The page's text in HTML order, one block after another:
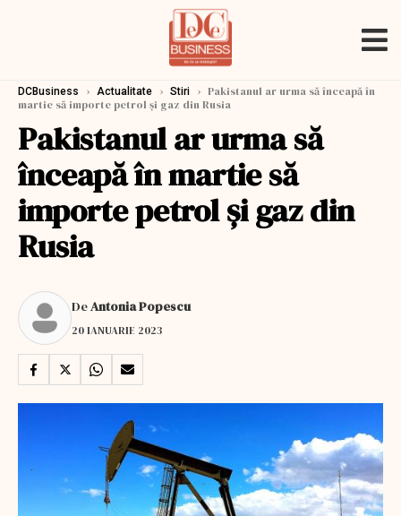
DCBusiness › Actualitate › Stiri › Pakistanul ar urma să înceapă în
martie să importe petrol şi gaz din Rusia
Pakistanul ar urma să
înceapă în martie să
importe petrol şi gaz din
Rusia
DeAntonia Popescu
20 IANUARIE 2023